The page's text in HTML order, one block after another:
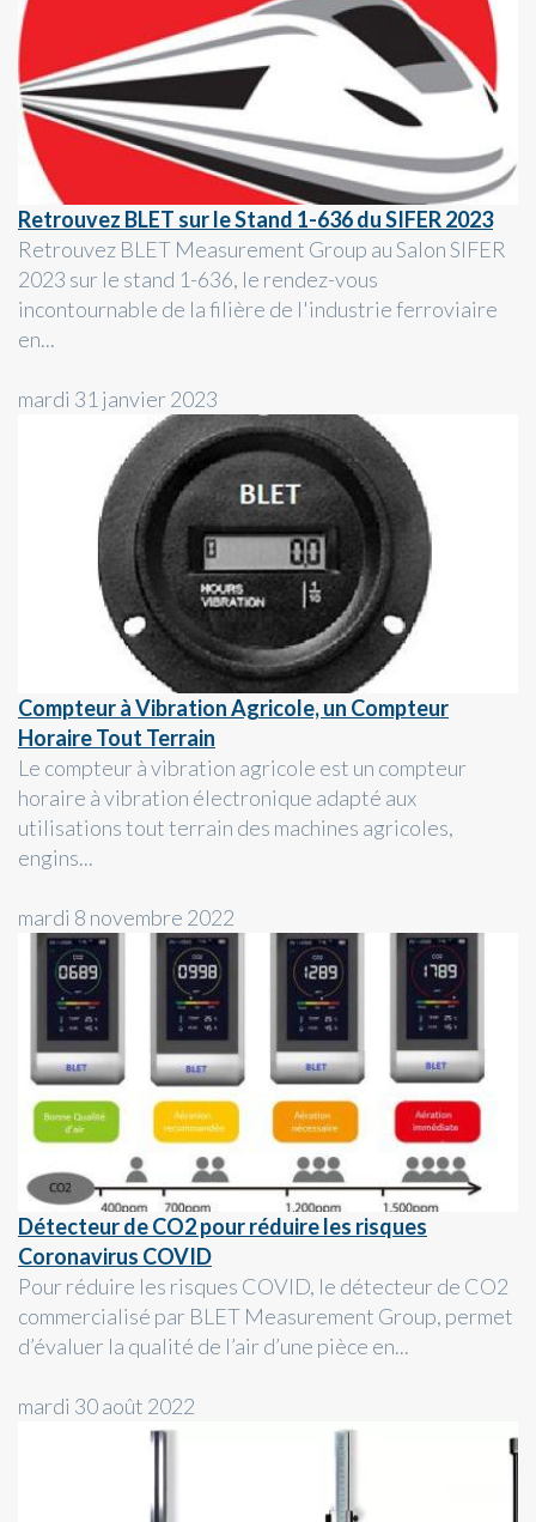
Retrouvez BLET sur le Stand 1-636 du SIFER 2023
Retrouvez BLET Measurement Group au Salon SIFER
2023 sur le stand 1-636, le rendez-vous
incontournable de la filière de l'industrie ferroviaire
en...
mardi 31 janvier 2023
Compteur à Vibration Agricole, un Compteur
Horaire Tout Terrain
Le compteur à vibration agricole est un compteur
horaire à vibration électronique adapté aux
utilisations tout terrain des machines agricoles,
engins...
mardi 8 novembre 2022
Détecteur de CO2 pour réduire les risques
Coronavirus COVID
Pour réduire les risques COVID, le détecteur de CO2
commercialisé par BLET Measurement Group, permet
d’évaluer la qualité de l’air d’une pièce en...
mardi 30 août 2022